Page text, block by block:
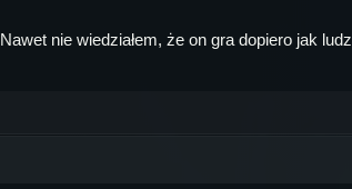
Nawet nie wiedziałem, że on gra dopiero jak